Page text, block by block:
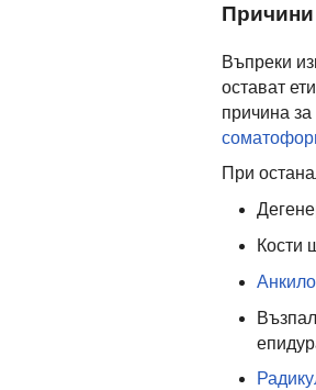
Въпреки
остават
причина
При
Кости